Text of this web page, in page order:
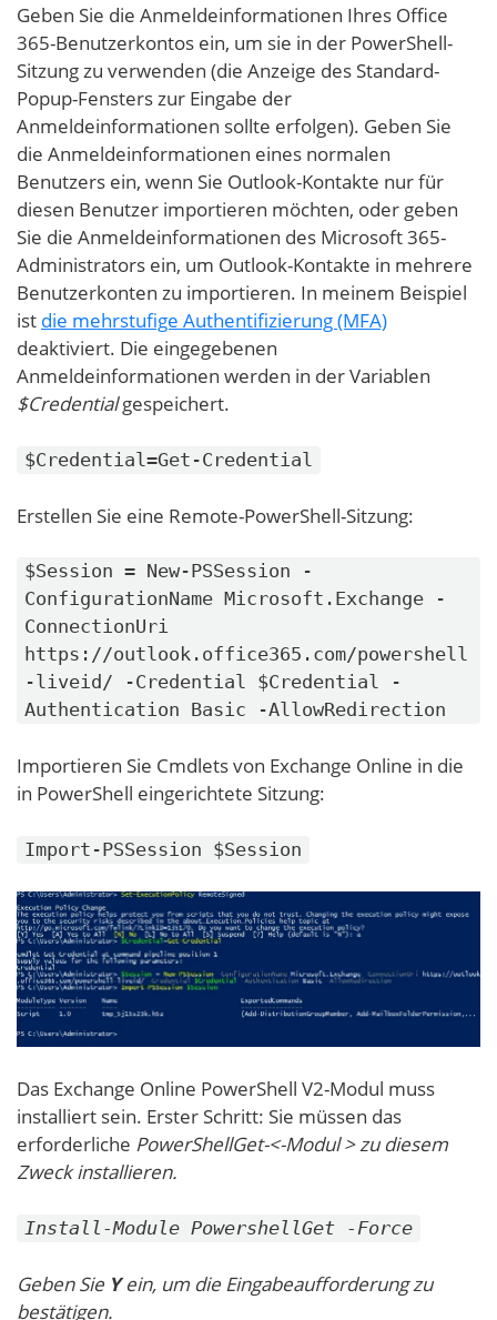
Geben Sie die Anmeldeinformationen Ihres Office
365-Benutzerkontos ein, um sie in der PowerShell-
Sitzung zu verwenden (die Anzeige des Standard-
Popup-Fensters zur Eingabe der
Anmeldeinformationen sollte erfolgen). Geben Sie
die Anmeldeinformationen eines normalen
Benutzers ein, wenn Sie Outlook-Kontakte nur für
diesen Benutzer importieren möchten, oder geben
Sie die Anmeldeinformationen des Microsoft 365-
Administrators ein, um Outlook-Kontakte in mehrere
Benutzerkonten zu importieren. In meinem Beispiel
ist die mehrstufige Authentifizierung (MFA)
deaktiviert. Die eingegebenen
Anmeldeinformationen werden in der Variablen
$Credentialgespeichert.
$Credential=Get-Credential
Erstellen Sie eine Remote-PowerShell-Sitzung:
$Session = New-PSSession -
ConfigurationName Microsoft.Exchange -
ConnectionUri
https://outlook.office365.com/powershell
-liveid/ -Credential $Credential -
Authentication Basic -AllowRedirection
Importieren Sie Cmdlets von Exchange Online in die
in PowerShell eingerichtete Sitzung:
Import-PSSession $Session
Das Exchange Online PowerShell V2-Modul muss
installiert sein. Erster Schritt: Sie müssen das
erforderliche PowerShellGet-<-Modul > zu diesem
Zweck installieren.
Install-Module PowershellGet -Force
Geben Sie Yein, um die Eingabeaufforderung zu
bestätigen.